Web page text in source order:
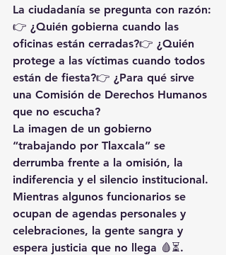
La ciudadanía se pregunta con razón:
👉 ¿Quién gobierna cuando las
oficinas están cerradas?👉 ¿Quién
protege a las víctimas cuando todos
están de fiesta?👉 ¿Para qué sirve
una Comisión de Derechos Humanos
que no escucha?
La imagen de un gobierno
“trabajando por Tlaxcala” se
derrumba frente a la omisión, la
indiferencia y el silencio institucional.
Mientras algunos funcionarios se
ocupan de agendas personales y
celebraciones, la gente sangra y
espera justicia que no llega 🩸⏳.